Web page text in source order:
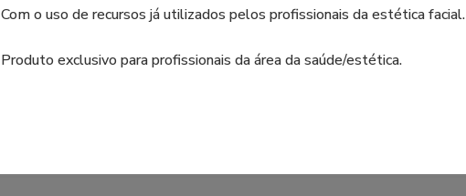
Com o uso de recursos já utilizados pelos profissionais da estética facial.
Produto exclusivo para profissionais da área da saúde/estética.